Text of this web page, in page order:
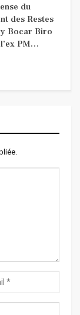
du
des Restes
Bocar Biro
PM…